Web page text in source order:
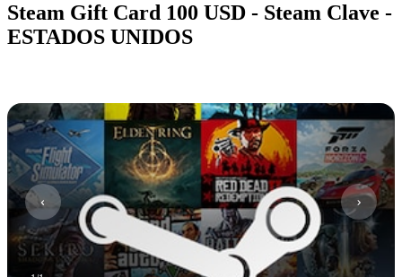
Steam Gift Card 100 USD - Steam Clave -
ESTADOS UNIDOS